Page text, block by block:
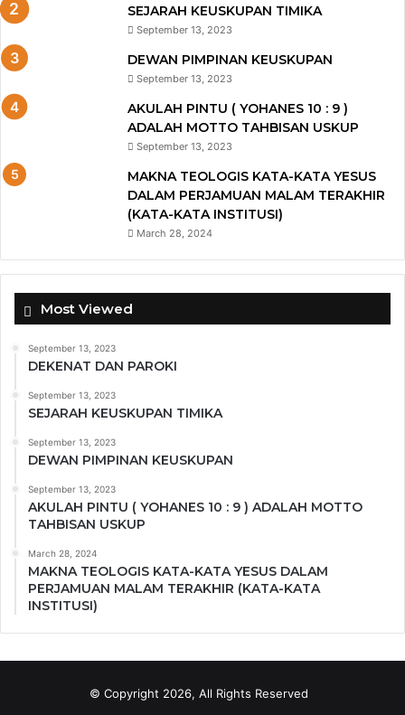
SEJARAH KEUSKUPAN TIMIKA
September 13, 2023
DEWAN PIMPINAN KEUSKUPAN
September 13, 2023
AKULAH PINTU ( YOHANES 10 : 9 )
ADALAH MOTTO TAHBISAN USKUP
September 13, 2023
MAKNA TEOLOGIS KATA-KATA YESUS
DALAM PERJAMUAN MALAM TERAKHIR
(KATA-KATA INSTITUSI)
March 28, 2024
Most Viewed
September 13, 2023
DEKENAT DAN PAROKI
September 13, 2023
SEJARAH KEUSKUPAN TIMIKA
September 13, 2023
DEWAN PIMPINAN KEUSKUPAN
September 13, 2023
AKULAH PINTU ( YOHANES 10 : 9 ) ADALAH MOTTO
TAHBISAN USKUP
March 28, 2024
MAKNA TEOLOGIS KATA-KATA YESUS DALAM
PERJAMUAN MALAM TERAKHIR (KATA-KATA
INSTITUSI)
© Copyright 2026, All Rights Reserved